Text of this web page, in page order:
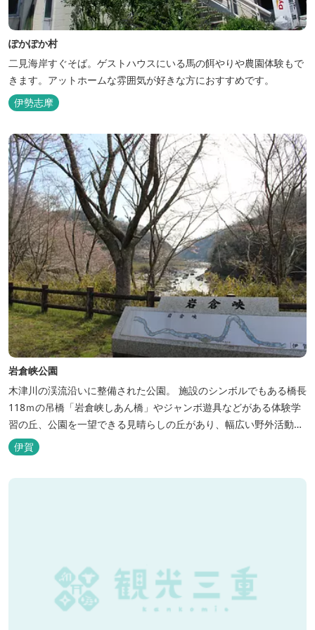
ぽかぽか村
二見海岸すぐそば。ゲストハウスにいる馬の餌やりや農園体験もで
きます。アットホームな雰囲気が好きな方におすすめです。
伊勢志摩
岩倉峡公園
木津川の渓流沿いに整備された公園。 施設のシンボルでもある橋長
118ｍの吊橋「岩倉峡しあん橋」やジャンボ遊具などがある体験学
習の丘、公園を一望できる見晴らしの丘があり、幅広い野外活動に
利用できるキャンプ場も併設されています。 川沿いには島ヶ原温泉
やぶっちゃに至る「川辺の道」があり、旧岩倉水力発電所跡の水路
遺構を見ることができたり、春は桜、秋は紅葉の名所として楽しめ
伊賀